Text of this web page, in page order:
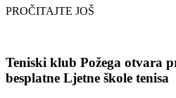
PROČITAJTE JOŠ
Teniski klub Požega otvara
besplatne Ljetne škole tenisa